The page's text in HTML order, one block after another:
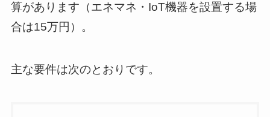
算があります（エネマネ・IoT機器を設置する場
合は15万円）。
主な要件は次のとおりです。